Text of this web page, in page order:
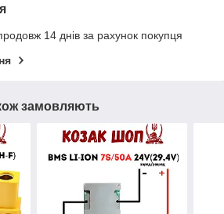
14 днів за рахунок покупця
замовляють